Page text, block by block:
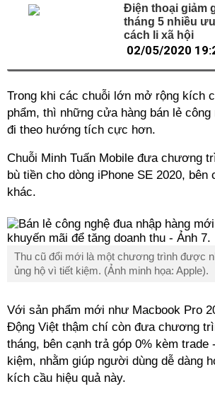
Điện thoại giảm
tháng 5 nhiều
cách li xã hội
02/05/2020
Trong khi các chuỗi lớn mở rộng kích
phẩm, thì những cửa hàng bán lẻ công
đi theo hướng tích cực hơn.
Chuỗi Minh Tuấn Mobile đưa chương
bù tiền cho dòng iPhone SE 2020, bên
khác.
Thu cũ đổi mới là một chương trình được
ủng hộ vì tiết kiệm. (Ảnh minh họa: Apple).
Với sản phẩm mới như Macbook Pro
Động Việt thậm chí còn đưa chương
tháng, bên cạnh trả góp 0% kèm trade
kiệm, nhằm giúp người dùng dễ dàng
kích cầu hiệu quả này.